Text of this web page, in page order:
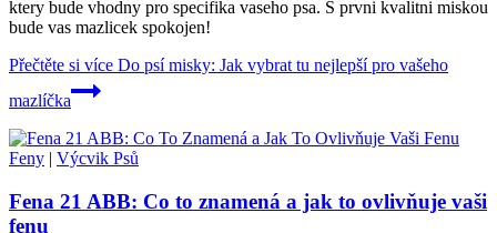
ktery bude vhodny pro specifika vaseho psa. S prvni kvalitni miskou
bude vas mazlicek spokojen!
Přečtěte si více Do psí misky: Jak vybrat tu nejlepší pro vašeho
mazlíčka
Feny Výcvik Psů
Fena 21 ABB: Co to znamená a jak to ovlivňuje vaši
fenu